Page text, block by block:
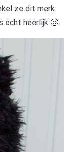
ze dit merk
echt heerlijk 🙂